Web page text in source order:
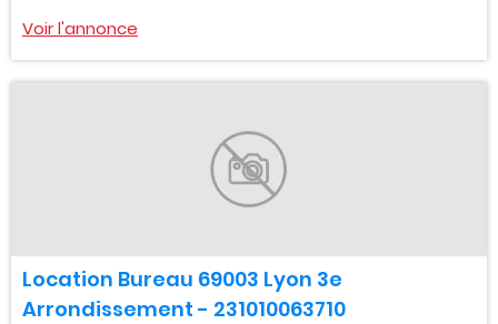
Voir l'annonce
Location Bureau 69003 Lyon 3e
Arrondissement - 231010063710